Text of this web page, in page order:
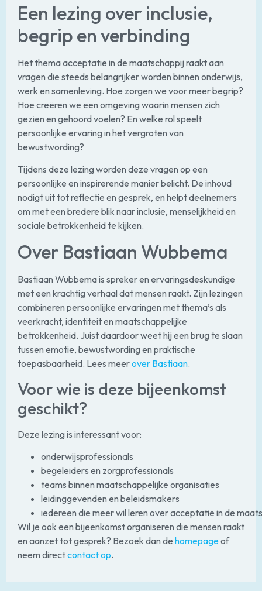
Een lezing over inclusie,
begrip en verbinding
Het thema acceptatie in de maatschappij raakt aan
vragen die steeds belangrijker worden binnen onderwijs,
werk en samenleving. Hoe zorgen we voor meer begrip?
Hoe creëren we een omgeving waarin mensen zich
gezien en gehoord voelen? En welke rol speelt
persoonlijke ervaring in het vergroten van
bewustwording?
Tijdens deze lezing worden deze vragen op een
persoonlijke en inspirerende manier belicht. De inhoud
nodigt uit tot reflectie en gesprek, en helpt deelnemers
om met een bredere blik naar inclusie, menselijkheid en
sociale betrokkenheid te kijken.
Over Bastiaan Wubbema
Bastiaan Wubbema is spreker en ervaringsdeskundige
met een krachtig verhaal dat mensen raakt. Zijn lezingen
combineren persoonlijke ervaringen met thema’s als
veerkracht, identiteit en maatschappelijke
betrokkenheid. Juist daardoor weet hij een brug te slaan
tussen emotie, bewustwording en praktische
toepasbaarheid. Lees meerover Bastiaan.
Voor wie is deze bijeenkomst
geschikt?
Deze lezing is interessant voor:
onderwijsprofessionals
begeleiders en zorgprofessionals
teams binnen maatschappelijke organisaties
leidinggevenden en beleidsmakers
iedereen die meer wil leren over acceptatie in de
Wil je ook een bijeenkomst organiseren die mensen raakt
en aanzet tot gesprek? Bezoek dan de homepageof
neem directcontact op.